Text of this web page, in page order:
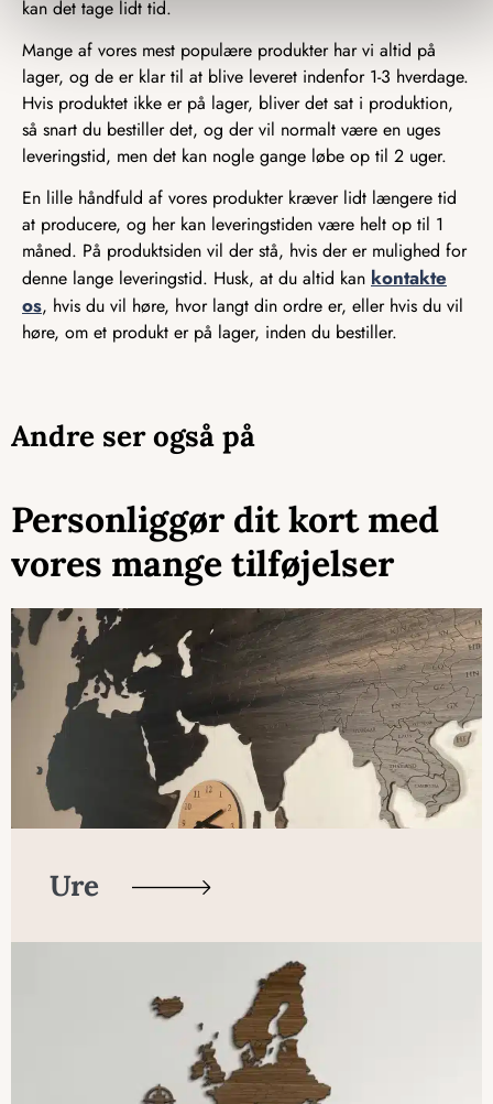
kan det tage lidt tid.
Mange af vores mest populære produkter har vi altid på
lager, og de er klar til at blive leveret indenfor 1-3 hverdage.
Hvis produktet ikke er på lager, bliver det sat i produktion,
så snart du bestiller det, og der vil normalt være en uges
leveringstid, men det kan nogle gange løbe op til 2 uger.
En lille håndfuld af vores produkter kræver lidt længere tid
at producere, og her kan leveringstiden være helt op til 1
måned. På produktsiden vil der stå, hvis der er mulighed for
denne lange leveringstid. Husk, at du altid kan kontakte
os, hvis du vil høre, hvor langt din ordre er, eller hvis du vil
høre, om et produkt er på lager, inden du bestiller.
Andre ser også på
Personliggør dit kort med
vores mange tilføjelser
Ure